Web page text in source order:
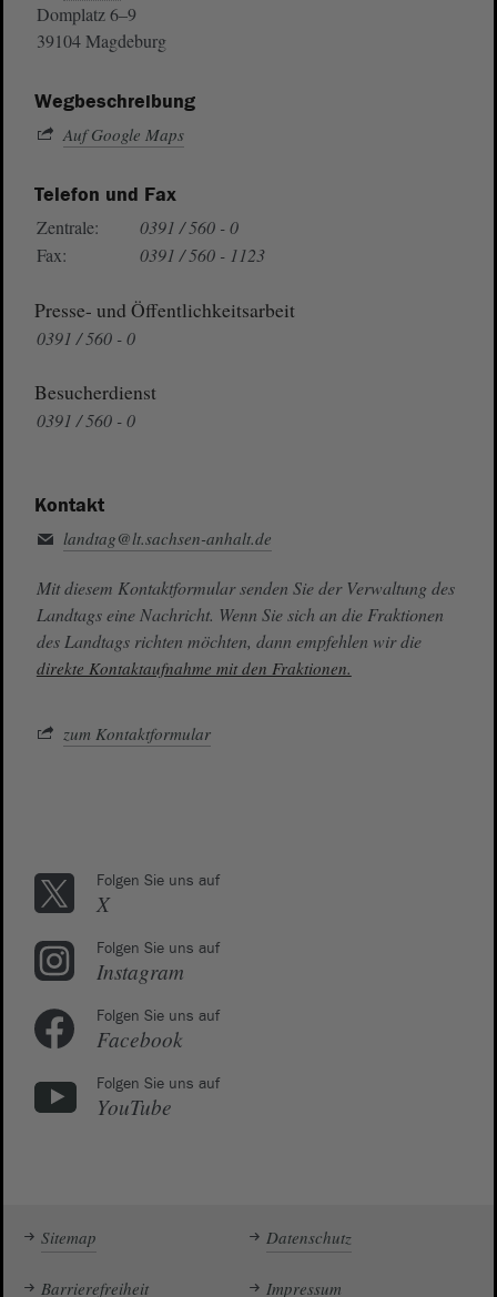
Domplatz 6–9
39104 Magdeburg
Wegbeschreibung
Auf Google Maps
Telefon und Fax
Zentrale:
0391 / 560 - 0
Fax:
0391 / 560 - 1123
Presse- und Öffentlichkeitsarbeit
0391 / 560 - 0
Besucherdienst
0391 / 560 - 0
Kontakt
landtag@lt.sachsen-anhalt.de
Mit diesem Kontaktformular senden Sie der Verwaltung des
Landtags eine Nachricht. Wenn Sie sich an die Fraktionen
des Landtags richten möchten, dann empfehlen wir die
direkte Kontaktaufnahme mit den Fraktionen.
zum Kontaktformular
Folgen Sie uns auf
X
Folgen Sie uns auf
Instagram
Folgen Sie uns auf
Facebook
Folgen Sie uns auf
YouTube
Sitemap Datenschutz
Barrierefreiheit Impressum